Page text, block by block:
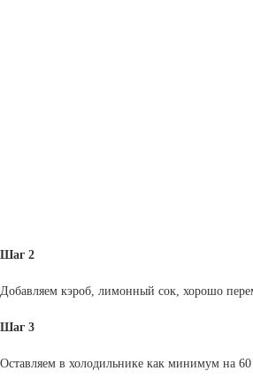
Шаг 2
Добавляем кэроб, лимонный сок, хорошо
Шаг 3
Оставляем в холодильнике как минимум на